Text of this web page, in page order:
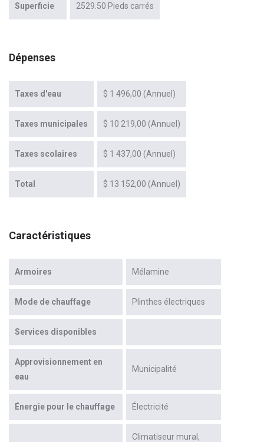
Superficie 2529.50 Pieds carrés
Dépenses
Taxes d'eau $ 1 496,00 (Annuel)
Taxes municipales $ 10 219,00 (Annuel)
Taxes scolaires $ 1 437,00 (Annuel)
Total $ 13 152,00 (Annuel)
Caractéristiques
Armoires Mélamine
Mode de chauffage Plinthes électriques
Services disponibles
Approvisionnement en
eau
Municipalité
Énergie pour le chauffage Électricité
Climatiseur mural